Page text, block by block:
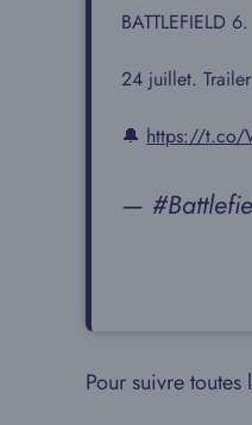
BATTLEFIELD 6.
24 juillet.
🔔 https://t.co/
—
Pour suivre